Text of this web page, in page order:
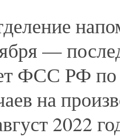
—
ФСС РФ по
на
2022